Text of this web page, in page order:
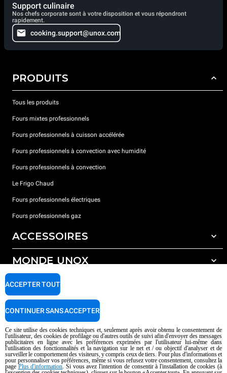
Support culinaire
Nos chefs corporate sont à votre disposition et vous répondront
rapidement.
cooking.support@unox.com
PRODUITS
Tous les produits
Fours mixtes professionnels
Fours professionnels à cuisson accélérée
Fours professionnels à convection avec humidité
Fours professionnels à convection
Le Frigo Chaud
Fours professionnels électriques
Fours professionnels gaz
ACCESSOIRES
Tous les accessoires
Détergents pour lavage automatique
Détergents pour lavage manuel
Traitement de l'eau avec filtres à résine
MONDE UNOX
Nos bureaux dans le monde
SUPPORT
Garantie Unox
Trouver les Centres SAV
Droits d'auteurt 2026 UNOX SpA Tous droits réservés. Reg.Papova n °
AI Content Disclaimer Privacy policy Cookie policy
Ce site utilise des cookies techniques et, seulement après avoir obtenu le consentement de
l'utilisateur, des cookies de profilage ou d'autres outils de suivi afin d'envoyer des messages
publicitaires en ligne avec les préférences exprimées par l'utilisateur lui-même dans
l'utilisation des fonctionnalités et la navigation sur le net et / ou objectif d'analyser et de
surveiller le comportement des visiteurs, y compris ceux de tiers. Pour plus d'informations et
pour personnaliser vos préférences, même si vous refusez votre consentement, consultez la
page Plus d'information. Si vous avez l'intention de consentir à l'installation de cookies (à
ACCEPTER TOUT
CONTINUER SANS ACCEPTER